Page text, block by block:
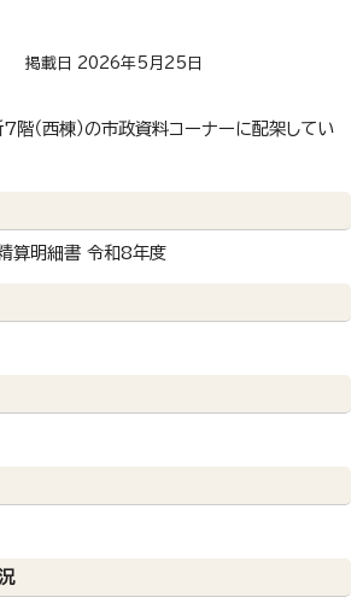
掲載日 2026年5月25日
7階（西棟）の市政資料コーナーに配架してい
算明細書 令和8年度